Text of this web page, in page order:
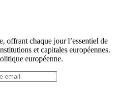
offrant chaque jour l’essentiel de
et capitales européennes.
européenne.